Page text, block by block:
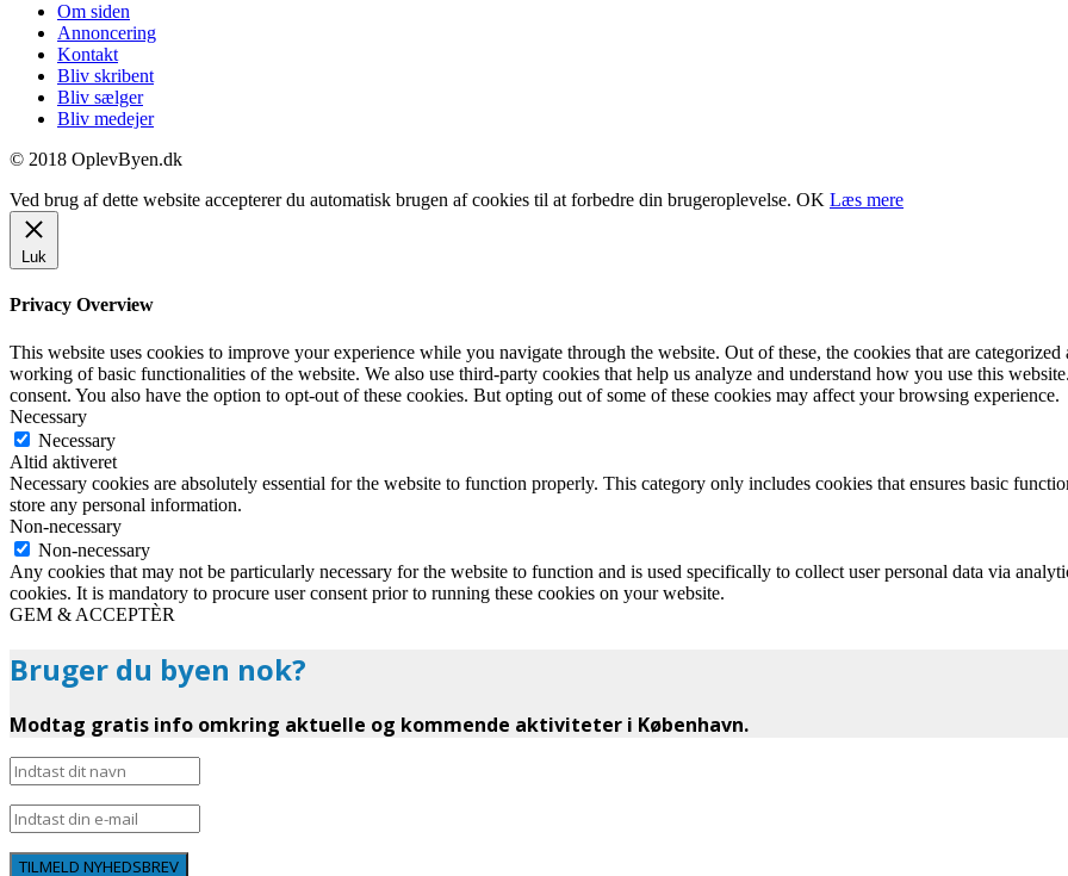
Om siden
Annoncering
Kontakt
Bliv skribent
Bliv sælger
Bliv medejer
© 2018 OplevByen.dk
Ved brug af dette website accepterer du automatisk brugen af cookies til at forbedre din brugeroplevelse. OK Læs mere
Luk
Privacy Overview
This website uses cookies to improve your experience while you navigate through the website. Out of these, the cookies that are categorized
working of basic functionalities of the website. We also use third-party cookies that help us analyze and understand how you use this
consent. You also have the option to opt-out of these cookies. But opting out of some of these cookies may affect your browsing experience.
Necessary
Necessary
Altid aktiveret
Necessary cookies are absolutely essential for the website to function properly. This category only includes cookies that ensures basic
store any personal information.
Non-necessary
Non-necessary
Any cookies that may not be particularly necessary for the website to function and is used specifically to collect user personal data via
cookies. It is mandatory to procure user consent prior to running these cookies on your website.
GEM & ACCEPTÈR
Bruger du byen nok?
Modtag gratis info omkring aktuelle og kommende aktiviteter i København.
TILMELD NYHEDSBREV